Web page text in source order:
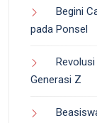
Begini
pada Ponsel
Generasi Z